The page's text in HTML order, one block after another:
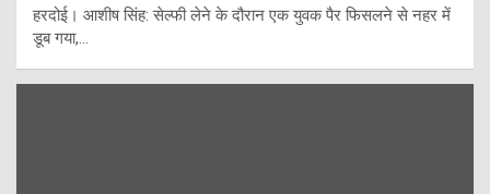
हरदोई। आशीष सिंह: सेल्फी लेने के दौरान एक युवक पैर फिसलने से नहर में
डूब गया,…